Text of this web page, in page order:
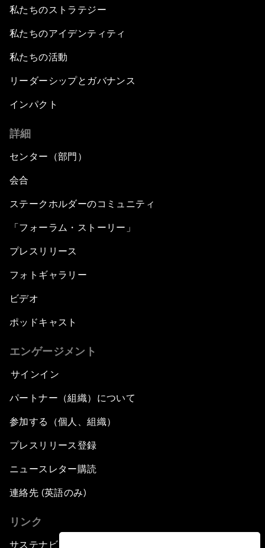
私たちのストラテジー
私たちのアイデンティティ
私たちの活動
リーダーシップとガバナンス
インパクト
詳細
センター（部門）
会合
ステークホルダーのコミュニティ
「フォーラム・ストーリー」
プレスリリース
フォトギャラリー
ビデオ
ポッドキャスト
エンゲージメント
サインイン
パートナー（組織）について
参加する（個人、組織）
プレスリリース登録
ニュースレター購読
連絡先 (英語のみ)
リンク
サステナビリティへの取り組み